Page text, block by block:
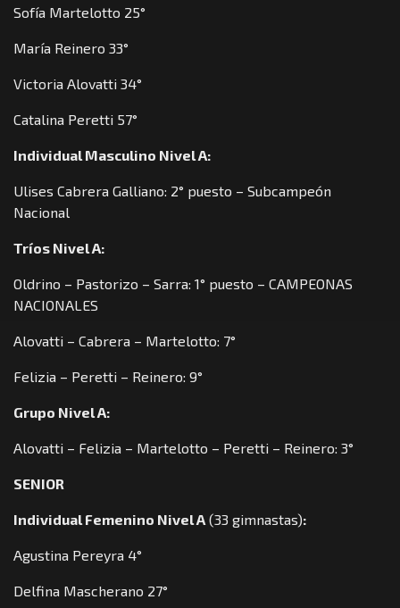
Sofía Martelotto 25°
María Reinero 33°
Victoria Alovatti 34°
Catalina Peretti 57°
Individual Masculino Nivel A:
Ulises Cabrera Galliano: 2° puesto – Subcampeón
Nacional
Tríos Nivel A:
Oldrino – Pastorizo – Sarra: 1° puesto – CAMPEONAS
NACIONALES
Alovatti – Cabrera – Martelotto: 7°
Felizia – Peretti – Reinero: 9°
Grupo Nivel A:
Alovatti – Felizia – Martelotto – Peretti – Reinero: 3°
SENIOR
Individual Femenino Nivel A (33 gimnastas):
Agustina Pereyra 4°
Delfina Mascherano 27°